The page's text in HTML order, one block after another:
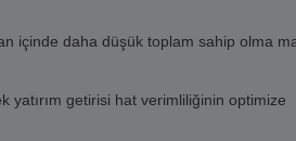
içinde daha düşük toplam sahip olma
yatırım getirisi hat verimliliğinin optimize